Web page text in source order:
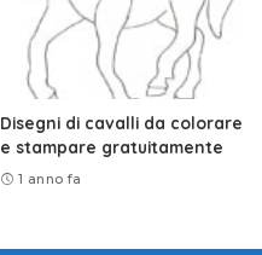
Disegni di cavalli da colorare
e stampare gratuitamente
1 anno fa